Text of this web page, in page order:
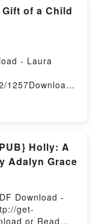
of America vol.
Janin Free
ePub Mobi)
Magic: 32
Potter
Audoire
Step-by-Step
Gifts for
Harry Potter
Harry Potter
Harry Potter
Potter
Harry Potter
(Harry
Tugce
of a Child
- Laura
1257Download
a Child Laura
The Gift of a
Child Laura
Abbot Epub
Holly: A
Adalyn Grace
Download -
get-
or Read